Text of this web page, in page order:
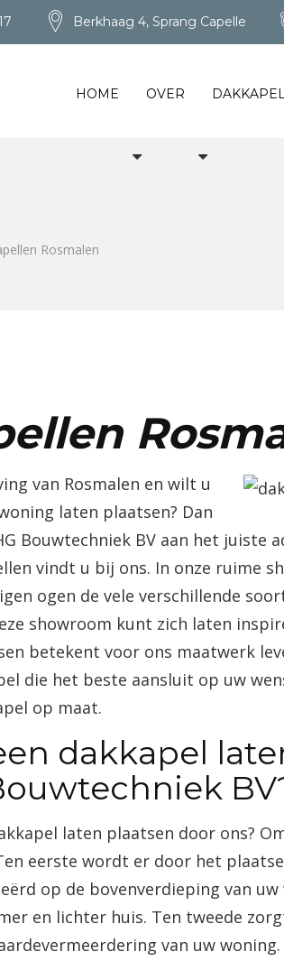
Berkhaag 4, Sprang Capelle
HOME OVER
Rosmalen
van Rosmalen en wilt u
laten plaatsen? Dan
Bouwtechniek BV aan het juiste
vindt u bij ons. In onze ruime
ogen de vele verschillende
showroom kunt zich laten
betekent voor ons maatwerk
die het beste aansluit op uw
op maat.
dakkapel
laten plaatsen door ons?
eerste wordt er door het
op de bovenverdieping van
en lichter huis. Ten tweede
van uw